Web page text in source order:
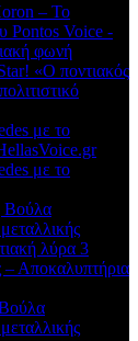
– Το
Pontos Voice -
φωνή
«Ο ποντιακός
με το
στο
με το
Βούλα
λύρα 3
– Αποκαλυπτήρια